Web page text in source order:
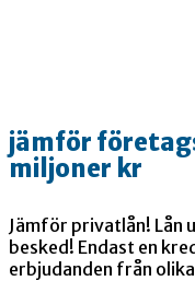
jämför
miljoner kr
Jämför privatlån! Lån
besked! Endast en
erbjudanden från